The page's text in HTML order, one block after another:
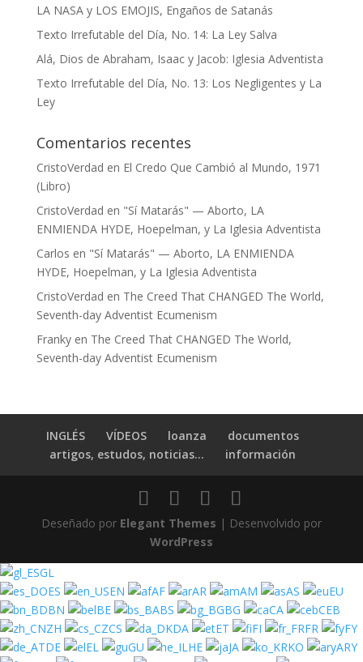
LA NASA y LOS EMOJIS, Engaños de Satanás
Texto Irrefutable del Día, No. 14: La Ley Salva
Alá, Dios de Abraham, Isaac y Jacob: Iglesia Adventista
Texto Irrefutable del Día, No. 13: Los Negligentes y La
Ley
Comentarios recentes
CristoVerdad en El Credo Que Cambió al Mundo, 1971
(Libro)
CristoVerdad en "Sí Matarás" — Aborto, LA
ENMIENDA HYDE, Hoepelman, y La Iglesia Adventista
Carlos en "Sí Matarás" — Aborto, LA ENMIENDA
HYDE, Hoepelman, y La Iglesia Adventista
CristoVerdad en The Creed That CHANGED The World,
Seventh-day Adventist Ecumenism
Frankyen The Creed That CHANGED The World,
Seventh-day Adventist Ecumenism
INGLÉS VÍDEOS loanza
documentos
artigos, estudos, noticias...
información
Deseñado por Elegant Themes | Desenvolvido por
WordPress
GL
ES
EN AF AR AM AS
EU
BN
BE BS BG CA
CEB
ZH
CS DA ET FI FR
FY
DE
EL GU HE JA KO
ARY